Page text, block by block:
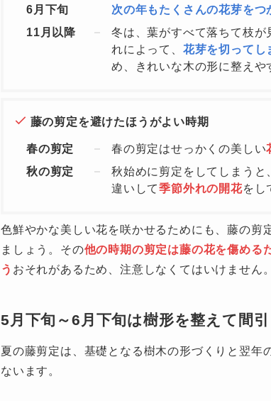
6月下旬
次の年もたくさんの花芽をつ
11月以降
冬は、葉がすべて落ちて枝が
れによって、 花芽を切ってし
め、きれいな木の形に整えや
藤の剪定を避けたほうがよい時期
春の剪定 春の剪定はせっかくの美しい
秋の剪定
秋始めに剪定をしてしまうと
違いして季節外れの開花をし
色鮮やかな美しい花を咲かせるためにも、藤の剪
ましょう。その他の時期の剪定は藤の花を傷める
う おそれがあるため、注意しなくてはいけません。
5月下旬～6月下旬は樹形を整えて間引
夏の藤剪定は、基礎となる樹木の形づくりと翌年
ないます。